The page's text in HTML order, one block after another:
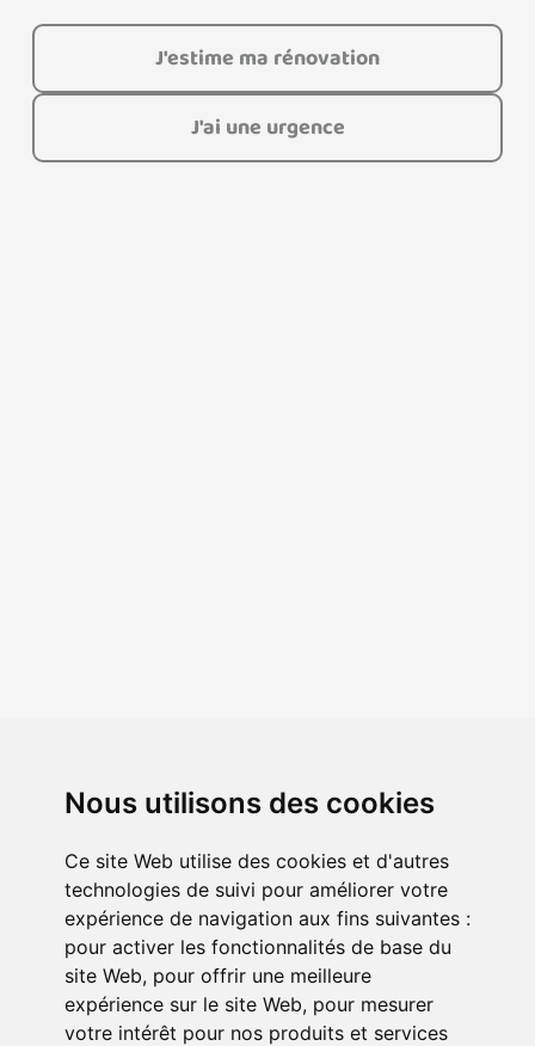
J'estime ma rénovation
J'ai une urgence
Nous utilisons des cookies
Ce site Web utilise des cookies et d'autres
technologies de suivi pour améliorer votre
expérience de navigation aux fins suivantes :
pour activer les fonctionnalités de base du
site Web, pour offrir une meilleure
expérience sur le site Web, pour mesurer
votre intérêt pour nos produits et services